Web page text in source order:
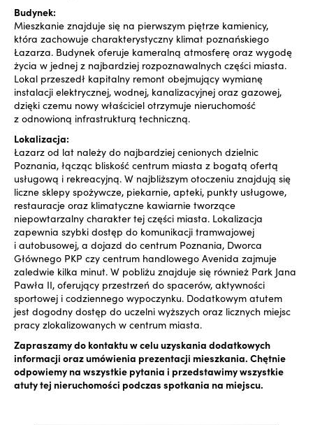
Budynek:
Mieszkanie znajduje się na pierwszym piętrze kamienicy,
która zachowuje charakterystyczny klimat poznańskiego
Łazarza. Budynek oferuje kameralną atmosferę oraz wygodę
życia w jednej z najbardziej rozpoznawalnych części miasta.
Lokal przeszedł kapitalny remont obejmujący wymianę
instalacji elektrycznej, wodnej, kanalizacyjnej oraz gazowej,
dzięki czemu nowy właściciel otrzymuje nieruchomość
z odnowioną infrastrukturą techniczną.
Lokalizacja:
Łazarz od lat należy do najbardziej cenionych dzielnic
Poznania, łącząc bliskość centrum miasta z bogatą ofertą
usługową i rekreacyjną. W najbliższym otoczeniu znajdują się
liczne sklepy spożywcze, piekarnie, apteki, punkty usługowe,
restauracje oraz klimatyczne kawiarnie tworzące
niepowtarzalny charakter tej części miasta. Lokalizacja
zapewnia szybki dostęp do komunikacji tramwajowej
i autobusowej, a dojazd do centrum Poznania, Dworca
Głównego PKP czy centrum handlowego Avenida zajmuje
zaledwie kilka minut. W pobliżu znajduje się również Park Jana
Pawła II, oferujący przestrzeń do spacerów, aktywności
sportowej i codziennego wypoczynku. Dodatkowym atutem
jest dogodny dostęp do uczelni wyższych oraz licznych miejsc
pracy zlokalizowanych w centrum miasta.
Zapraszamy do kontaktu w celu uzyskania dodatkowych
informacji oraz umówienia prezentacji mieszkania. Chętnie
odpowiemy na wszystkie pytania i przedstawimy wszystkie
atuty tej nieruchomości podczas spotkania na miejscu.